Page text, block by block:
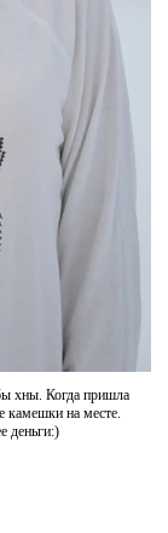
хны. Когда пришла
камешки на месте.
деньги:)